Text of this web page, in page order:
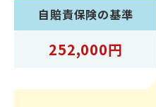
自賠責保険の基準
252,000円